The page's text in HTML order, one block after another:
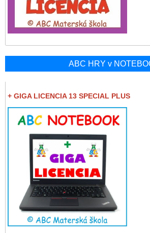
ABC HRY v
+ GIGA LICENCIA 13 SPECIAL PLUS